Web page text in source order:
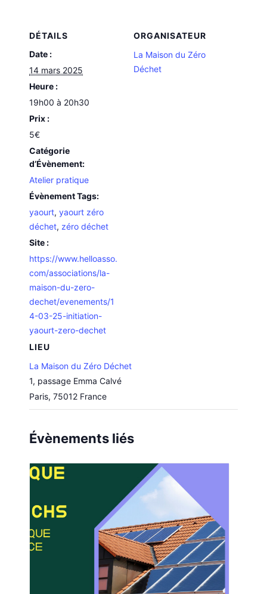
DÉTAILS
Date :
14 mars 2025
Heure :
19h00 à 20h30
Prix :
5€
Catégorie
d’Évènement:
Atelier pratique
Évènement Tags:
yaourt,yaourt zéro
déchet,zéro déchet
Site :
https://www.helloasso.
com/associations/la-
maison-du-zero-
dechet/evenements/1
4-03-25-initiation-
yaourt-zero-dechet
LIEU
La Maison du Zéro Déchet
1, passage Emma Calvé
Paris, 75012 France
ORGANISATEUR
La Maison du Zéro
Déchet
Évènements liés